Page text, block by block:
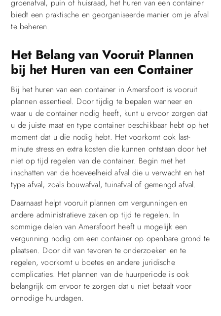
groenafval, puin of huisraad, het huren van een container
biedt een praktische en georganiseerde manier om je afval
te beheren.
Het Belang van Vooruit Plannen
bij het Huren van een Container
Bij het huren van een container in Amersfoort is vooruit
plannen essentieel. Door tijdig te bepalen wanneer en
waar u de container nodig heeft, kunt u ervoor zorgen dat
u de juiste maat en type container beschikbaar hebt op het
moment dat u die nodig hebt. Het voorkomt ook last-
minute stress en extra kosten die kunnen ontstaan door het
niet op tijd regelen van de container. Begin met het
inschatten van de hoeveelheid afval die u verwacht en het
type afval, zoals bouwafval, tuinafval of gemengd afval.
Daarnaast helpt vooruit plannen om vergunningen en
andere administratieve zaken op tijd te regelen. In
sommige delen van Amersfoort heeft u mogelijk een
vergunning nodig om een container op openbare grond te
plaatsen. Door dit van tevoren te onderzoeken en te
regelen, voorkomt u boetes en andere juridische
complicaties. Het plannen van de huurperiode is ook
belangrijk om ervoor te zorgen dat u niet betaalt voor
onnodige huurdagen.